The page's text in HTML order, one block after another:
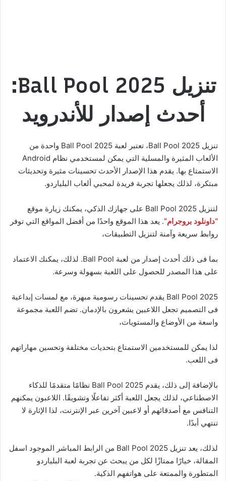
تنزيل Ball Pool 2025:
أحدث إصدار للأندرويد
تنزيل Ball Pool 2025، تعتبر لعبة Ball Pool 2025 واحدة من
الألعاب المثيرة والمسلية التي يمكن لمستخدمي نظام Android
الاستمتاع بها. يقدم هذا الإصدار الأحدث تحسينات مثيرة وتحديثات
مبتكرة، لذلك يجعلها تجربة فريدة لمحبي ألعاب البلياردو.
لتنزيل Ball Pool 2025 على جهازك الذكي، يمكنك زيارة موقع
“داونلود بروجرام”. يعد هذا الموقع واحدًا من أفضل المواقع التي توفر
روابط سريعة وآمنة لتنزيل التطبيقات،
بما فى ذلك أحدث إصدار من لعبة Ball Pool. لذلك، يمكنك الاعتماد
على هذا المصدر للحصول على اللعبة بسهولة وسرعة.
Ball Pool 2025 يقدم تحسينات رسومية مبهرة، مع لمسات إبداعية
فى التصميم تجعل اللاعبين يشعرون بالإدمان. تضم اللعبة مجموعة
واسعة من الأوضاع والمستويات،
لذا يمكن للمستخدمين الاستمتاع بتحديات مختلفة وتحسين مهاراتهم
فى اللعب.
بالإضافة إلى ذلك، يقدم Ball Pool 2025 نظامًا متقدمًا للذكاء
الاصطناعي، لذلك يجعل اللعبة أكثر تفاعلًا وتشويقًا. اللاعبون يمكنهم
التنافس مع أصدقائهم أو لاعبين آخرين عبر الإنترنت، لذا الإثارة لا
تنتهي أبدًا.
لذلك، يعد تنزيل Ball Pool 2025 من الرابط المباشر الموجود اسفل
المقالة، خيارًا ممتازًا لكل من يبحث عن تجربة لعبة البلياردو
المتطورة والممتعة على هواتفهم الذكية.